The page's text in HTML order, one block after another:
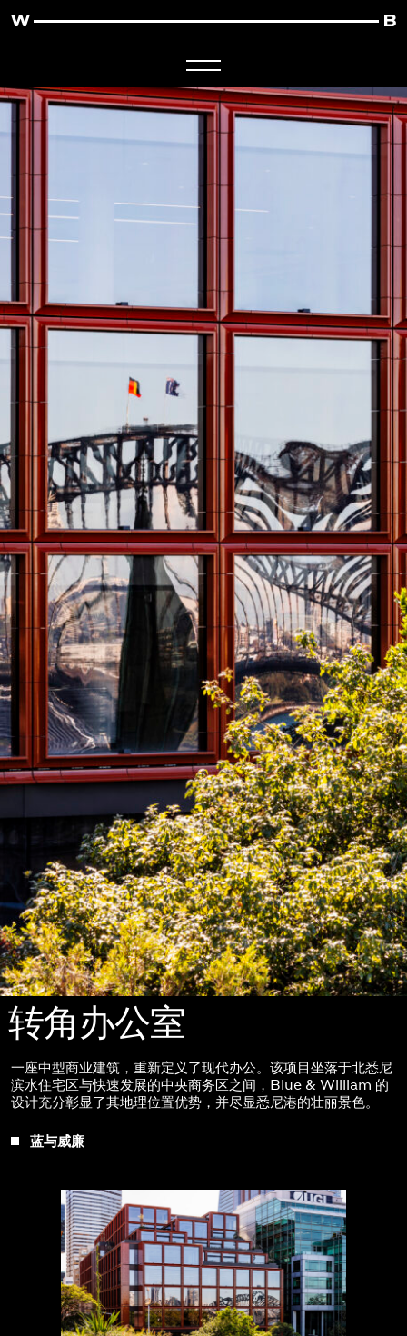
转角办公室
一座中型商业建筑，重新定义了现代办公。该项目坐落于北悉尼
滨水住宅区与快速发展的中央商务区之间，Blue & William 的
设计充分彰显了其地理位置优势，并尽显悉尼港的壮丽景色。
蓝与威廉